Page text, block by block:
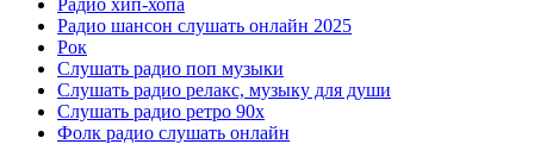
Радио хип-хопа
Радио шансон слушать онлайн 2025
Рок
Слушать радио поп музыки
Слушать радио релакс, музыку для души
Слушать радио ретро 90х
Фолк радио слушать онлайн